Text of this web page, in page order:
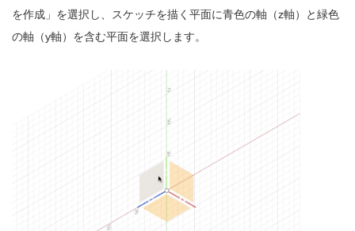
を作成」を選択し、スケッチを描く平面に青色の軸（z軸）と緑色
の軸（y軸）を含む平面を選択します。